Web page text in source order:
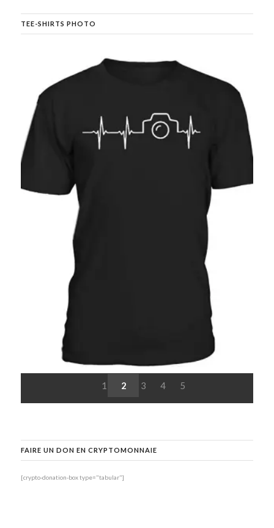
TEE-SHIRTS PHOTO
1 2 3 4 5
FAIRE UN DON EN CRYPTOMONNAIE
[crypto-donation-box type="tabular"]